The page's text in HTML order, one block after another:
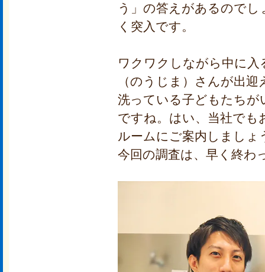
う」の答えがあるので
く突入です。
ワクワクしながら中に入
（のうじま）さんが出
洗っている子どもたち
ですね。はい、当社でも
ルームにご案内しまし
今回の調査は、早く終わ